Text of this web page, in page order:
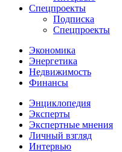
Спецпроекты
Подписка
Спецпроекты
Экономика
Энергетика
Недвижимость
Финансы
Энциклопедия
Эксперты
Экспертные мнения
Личный взгляд
Интервью